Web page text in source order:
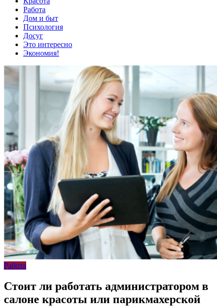
Работа
Дом и быт
Психология
Досуг
Это интересно
Экономия!
Работа
Стоит ли работать администратором в
салоне красоты или парикмахерской